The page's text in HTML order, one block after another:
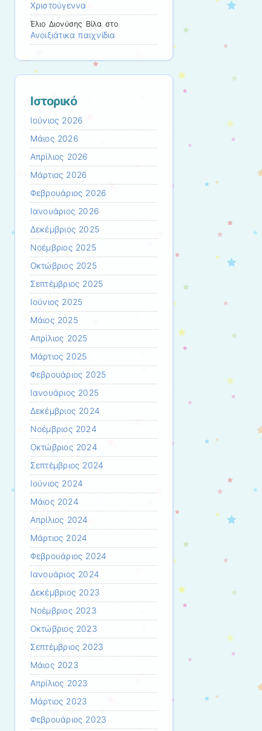
Χριστούγεννα
Έλιο Διονύσης Βίλα στο
Ανοιξιάτικα παιχνίδια
Ιστορικό
Ιούνιος 2026
Μάιος 2026
Απρίλιος 2026
Μάρτιος 2026
Φεβρουάριος 2026
Ιανουάριος 2026
Δεκέμβριος 2025
Νοέμβριος 2025
Οκτώβριος 2025
Σεπτέμβριος 2025
Ιούνιος 2025
Μάιος 2025
Απρίλιος 2025
Μάρτιος 2025
Φεβρουάριος 2025
Ιανουάριος 2025
Δεκέμβριος 2024
Νοέμβριος 2024
Οκτώβριος 2024
Σεπτέμβριος 2024
Ιούνιος 2024
Μάιος 2024
Απρίλιος 2024
Μάρτιος 2024
Φεβρουάριος 2024
Ιανουάριος 2024
Δεκέμβριος 2023
Νοέμβριος 2023
Οκτώβριος 2023
Σεπτέμβριος 2023
Μάιος 2023
Απρίλιος 2023
Μάρτιος 2023
Φεβρουάριος 2023